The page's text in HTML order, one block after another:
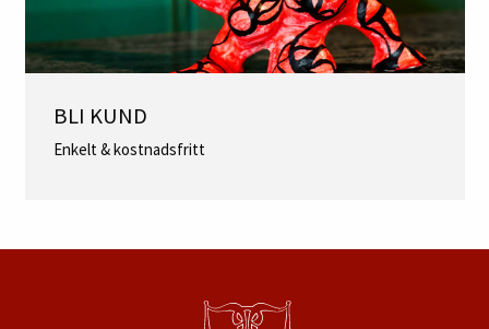
BLI KUND
Enkelt & kostnadsfritt